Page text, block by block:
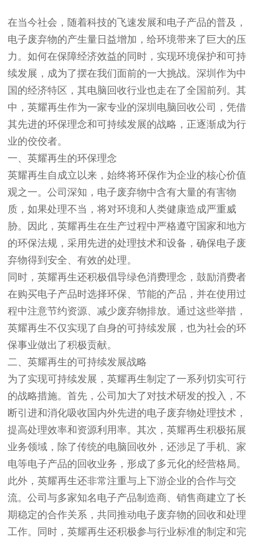
在当今社会，随着科技的飞速发展和电子产品的普及，
电子废弃物的产生量日益增加，给环境带来了巨大的压
力。如何在保障经济效益的同时，实现环境保护和可持
续发展，成为了摆在我们面前的一大挑战。深圳作为中
国的经济特区，其电脑回收行业也走在了全国前列。其
中，英耀再生作为一家专业的深圳电脑回收公司，凭借
其先进的环保理念和可持续发展的战略，正逐渐成为行
业的佼佼者。
一、英耀再生的环保理念
英耀再生自成立以来，始终将环保作为企业的核心价值
观之一。公司深知，电子废弃物中含有大量的有害物
质，如果处理不当，将对环境和人类健康造成严重威
胁。因此，英耀再生在生产过程中严格遵守国家和地方
的环保法规，采用先进的处理技术和设备，确保电子废
弃物得到安全、有效的处理。
同时，英耀再生还积极倡导绿色消费理念，鼓励消费者
在购买电子产品时选择环保、节能的产品，并在使用过
程中注意节约资源、减少废弃物排放。通过这些举措，
英耀再生不仅实现了自身的可持续发展，也为社会的环
保事业做出了积极贡献。
二、英耀再生的可持续发展战略
为了实现可持续发展，英耀再生制定了一系列切实可行
的战略措施。首先，公司加大了对技术研发的投入，不
断引进和消化吸收国内外先进的电子废弃物处理技术，
提高处理效率和资源利用率。其次，英耀再生积极拓展
业务领域，除了传统的电脑回收外，还涉足了手机、家
电等电子产品的回收业务，形成了多元化的经营格局。
此外，英耀再生还非常注重与上下游企业的合作与交
流。公司与多家知名电子产品制造商、销售商建立了长
期稳定的合作关系，共同推动电子废弃物的回收和处理
工作。同时，英耀再生还积极参与行业标准的制定和完